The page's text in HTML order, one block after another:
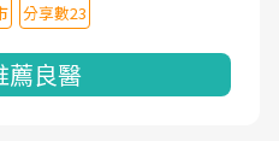
分享數23
薦良醫